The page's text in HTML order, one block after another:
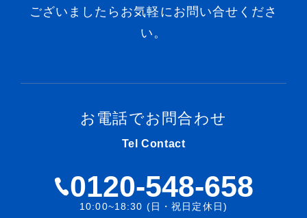
ございましたらお気軽にお問い合せくださ
い。
お電話でお問合わせ
Tel Contact
0120-548-658
10:00~18:30 (日・祝日定休日)